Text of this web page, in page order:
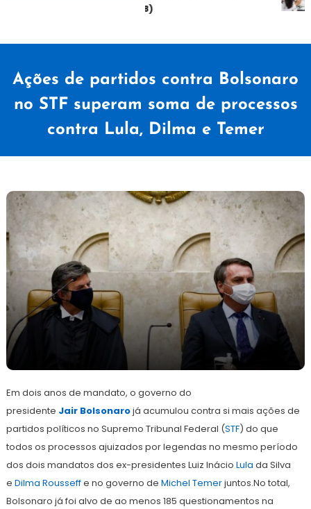
sábado (08)
Ações de partidos contra Bolsonaro
no STF superam soma de processos
contra Lula, Dilma e Temer
abril
de
Em dois anos de mandato, o governo do
presidente Jair Bolsonarojá acumulou contra si mais ações de
partidos políticos no Supremo Tribunal Federal (STF) do que
todos os processos ajuizados por legendas no mesmo período
dos dois mandatos dos ex-presidentes Luiz Inácio Lula da Silva
e Dilma Rousseffe no governo de Michel Temerjuntos.No total,
Bolsonaro já foi alvo de ao menos 185 questionamentos na